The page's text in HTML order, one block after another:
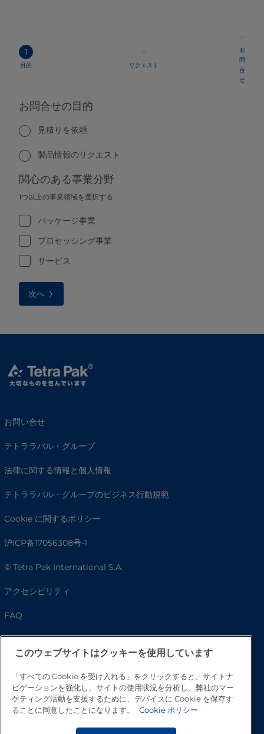
1
目的 リクエスト
お
問
合
せ
お問合せの目的
見積りを依頼
製品情報のリクエスト
関心のある事業分野
1つ以上の事業領域を選択する
パッケージ事業
プロセッシング事業
サービス
次へ
お問い合せ
テトララバル・グループ
法律に関する情報と個人情報
テトララバル・グループのビジネス行動規範
Cookie に関するポリシー
沪ICP备17056308号-1
© Tetra Pak International S.A.
アクセシビリティ
FAQ
このウェブサイトはクッキーを使用しています
「すべての Cookie を受け入れる」をクリックすると、サイトナ
ビゲーションを強化し、サイトの使用状況を分析し、弊社のマー
ケティング活動を支援するために、デバイスに Cookie を保存す
ることに同意したことになります。
Cookie ポリシー